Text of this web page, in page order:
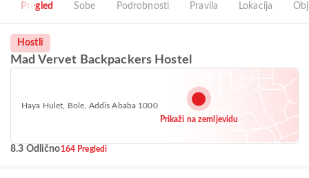
Pregled Sobe Podrobnosti Pravila Lokacija
Hostli
Mad Vervet Backpackers Hostel
Haya Hulet, Bole, Addis Ababa 1000
Prikaži na zemljevidu
8.3 Odlično164 Pregledi